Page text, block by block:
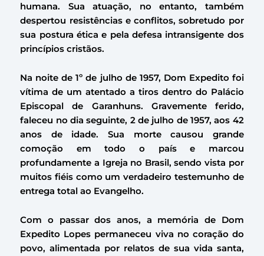
humana. Sua atuação, no entanto, também
despertou resistências e conflitos, sobretudo por
sua postura ética e pela defesa intransigente dos
princípios cristãos.
Na noite de 1º de julho de 1957, Dom Expedito foi
vítima de um atentado a tiros dentro do Palácio
Episcopal de Garanhuns. Gravemente ferido,
faleceu no dia seguinte, 2 de julho de 1957, aos 42
anos de idade. Sua morte causou grande
comoção em todo o país e marcou
profundamente a Igreja no Brasil, sendo vista por
muitos fiéis como um verdadeiro testemunho de
entrega total ao Evangelho.
Com o passar dos anos, a memória de Dom
Expedito Lopes permaneceu viva no coração do
povo, alimentada por relatos de sua vida santa,